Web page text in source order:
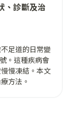
、診斷及治
足道的日常變
。這種疾病會
慢凍結。本文
方法。